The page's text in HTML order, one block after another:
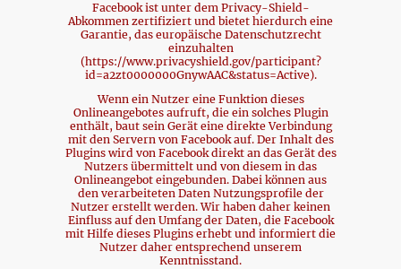
Facebook ist unter dem Privacy-Shield-
Abkommen zertifiziert und bietet hierdurch eine
Garantie, das europäische Datenschutzrecht
einzuhalten
(https://www.privacyshield.gov/participant?
id=a2zt0000000GnywAAC&status=Active).
Wenn ein Nutzer eine Funktion dieses
Onlineangebotes aufruft, die ein solches Plugin
enthält, baut sein Gerät eine direkte Verbindung
mit den Servern von Facebook auf. Der Inhalt des
Plugins wird von Facebook direkt an das Gerät des
Nutzers übermittelt und von diesem in das
Onlineangebot eingebunden. Dabei können aus
den verarbeiteten Daten Nutzungsprofile der
Nutzer erstellt werden. Wir haben daher keinen
Einfluss auf den Umfang der Daten, die Facebook
mit Hilfe dieses Plugins erhebt und informiert die
Nutzer daher entsprechend unserem
Kenntnisstand.